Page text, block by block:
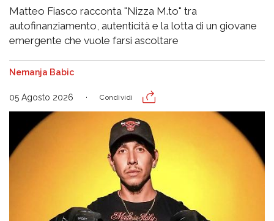
Matteo Fiasco racconta "Nizza M.to" tra
autofinanziamento, autenticità e la lotta di un giovane
emergente che vuole farsi ascoltare
Nemanja Babic
05 Agosto 2026 Condividi